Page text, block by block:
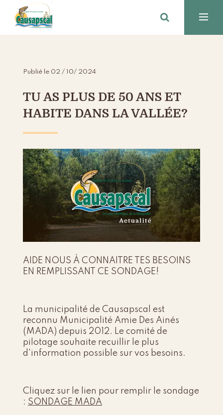
Publié le 02 / 10/ 2024
TU AS PLUS DE 50 ANS ET
HABITE DANS LA VALLÉE?
AIDE NOUS À CONNAITRE TES BESOINS
EN REMPLISSANT CE SONDAGE!
La municipalité de Causapscal est
reconnu Municipalité Amie Des Ainés
(MADA) depuis 2012. Le comité de
pilotage souhaite recuillir le plus
d'information possible sur vos besoins.
Cliquez sur le lien pour remplir le sondage
: SONDAGE MADA